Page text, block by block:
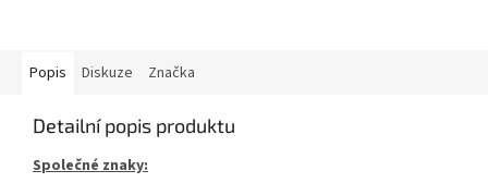
Popis Diskuze Značka
Detailní popis produktu
Společné znaky: